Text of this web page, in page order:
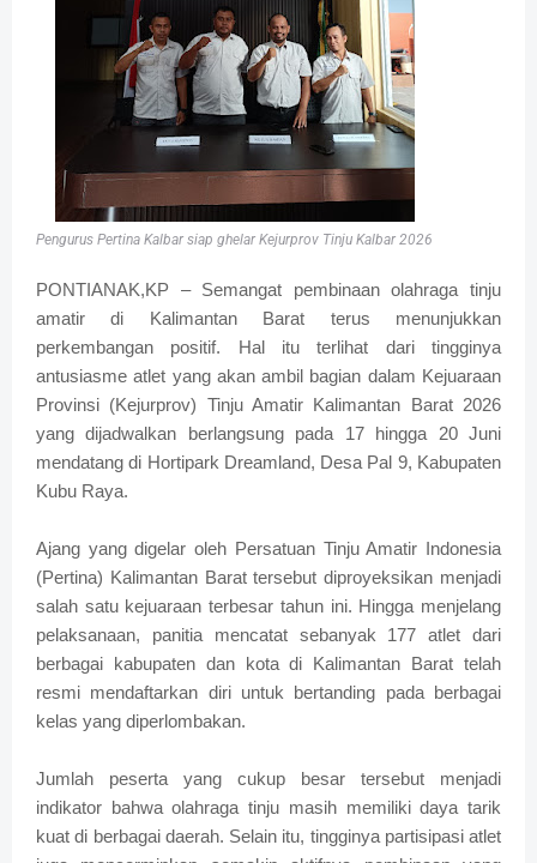
Pengurus Pertina Kalbar siap ghelar Kejurprov Tinju Kalbar 2026
PONTIANAK,KP – Semangat pembinaan olahraga tinju
amatir di Kalimantan Barat terus menunjukkan
perkembangan positif. Hal itu terlihat dari tingginya
antusiasme atlet yang akan ambil bagian dalam Kejuaraan
Provinsi (Kejurprov) Tinju Amatir Kalimantan Barat 2026
yang dijadwalkan berlangsung pada 17 hingga 20 Juni
mendatang di Hortipark Dreamland, Desa Pal 9, Kabupaten
Kubu Raya.
Ajang yang digelar oleh Persatuan Tinju Amatir Indonesia
(Pertina) Kalimantan Barat tersebut diproyeksikan menjadi
salah satu kejuaraan terbesar tahun ini. Hingga menjelang
pelaksanaan, panitia mencatat sebanyak 177 atlet dari
berbagai kabupaten dan kota di Kalimantan Barat telah
resmi mendaftarkan diri untuk bertanding pada berbagai
kelas yang diperlombakan.
Jumlah peserta yang cukup besar tersebut menjadi
indikator bahwa olahraga tinju masih memiliki daya tarik
kuat di berbagai daerah. Selain itu, tingginya partisipasi atlet